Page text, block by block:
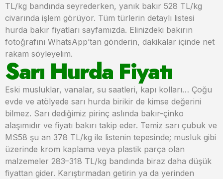
TL/kg bandında seyrederken, yanık bakır 528 TL/kg
civarında işlem görüyor. Tüm türlerin detaylı listesi
hurda bakır fiyatları sayfamızda. Elinizdeki bakırın
fotoğrafını WhatsApp’tan gönderin, dakikalar içinde net
rakam söyleyelim.
Sarı Hurda Fiyatı
Eski musluklar, vanalar, su saatleri, kapı kolları… Çoğu
evde ve atölyede sarı hurda birikir de kimse değerini
bilmez. Sarı dediğimiz pirinç aslında bakır-çinko
alaşımıdır ve fiyatı bakırı takip eder. Temiz sarı çubuk ve
MS58 şu an 378 TL/kg ile listenin tepesinde; musluk gibi
üzerinde krom kaplama veya plastik parça olan
malzemeler 283–318 TL/kg bandında biraz daha düşük
fiyattan gider. Karıştırmadan getirin ya da yerinden